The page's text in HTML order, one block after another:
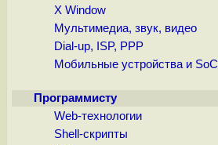
X Window
Мультимедиа, звук, видео
Dial-up, ISP, PPP
Мобильные устройства и SoC
Программисту
Web-технологии
Shell-скрипты